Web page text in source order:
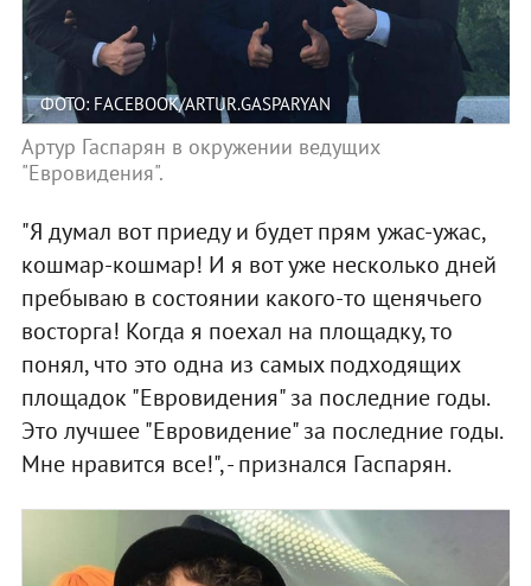
ФОТО: FACEBOOK/ARTUR.GASPARYAN
Артур Гаспарян в окружении ведущих
"Евровидения".
"Я думал вот приеду и будет прям ужас-ужас,
кошмар-кошмар! И я вот уже несколько дней
пребываю в состоянии какого-то щенячьего
восторга! Когда я поехал на площадку, то
понял, что это одна из самых подходящих
площадок "Евровидения" за последние годы.
Это лучшее "Евровидение" за последние годы.
Мне нравится все!", - признался Гаспарян.